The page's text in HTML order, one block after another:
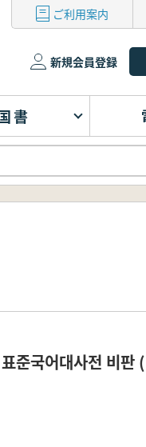
ご利用案内
新規会員登録
書
표준국어대사전